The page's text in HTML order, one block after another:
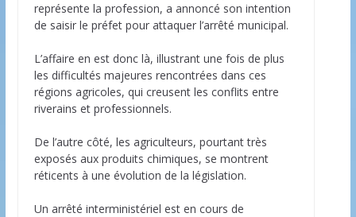
représente la profession, a annoncé son intention
de saisir le préfet pour attaquer l’arrêté municipal.
L’affaire en est donc là, illustrant une fois de plus
les difficultés majeures rencontrées dans ces
régions agricoles, qui creusent les conflits entre
riverains et professionnels.
De l’autre côté, les agriculteurs, pourtant très
exposés aux produits chimiques, se montrent
réticents à une évolution de la législation.
Un arrêté interministériel est en cours de